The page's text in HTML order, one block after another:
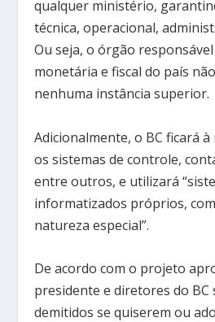
qualquer ministério,
técnica, operacional,
Ou seja, o órgão
monetária e fiscal do país
nenhuma instância superior.
Adicionalmente, o BC ficará
os sistemas de controle,
entre outros, e utilizará
informatizados próprios,
natureza especial”.
De acordo com o projeto
presidente e diretores do
demitidos se quiserem ou